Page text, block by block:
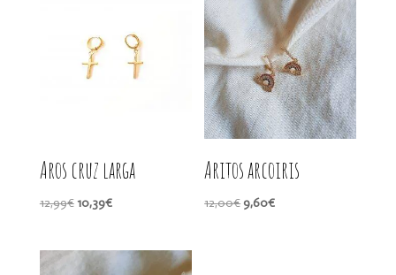
Aros cruz larga
12,99€El
era:
10,39€El
Aritos arcoiris
12,00€ El
9,60€El